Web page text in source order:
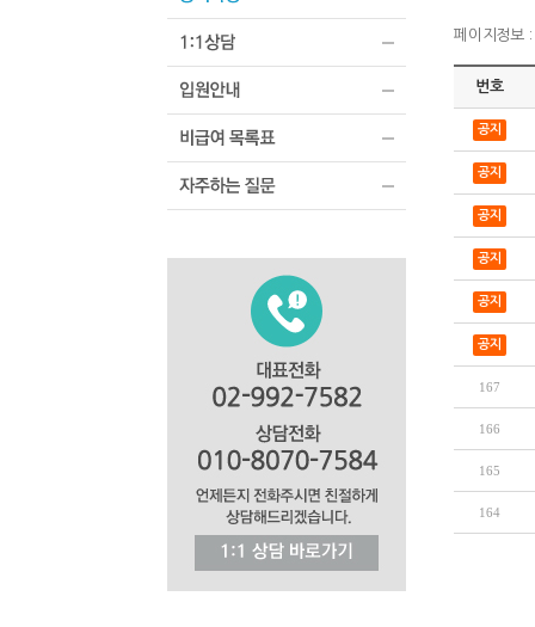
페이지정보
번호
공지
공지
공지
공지
공지
공지
167
166
165
164